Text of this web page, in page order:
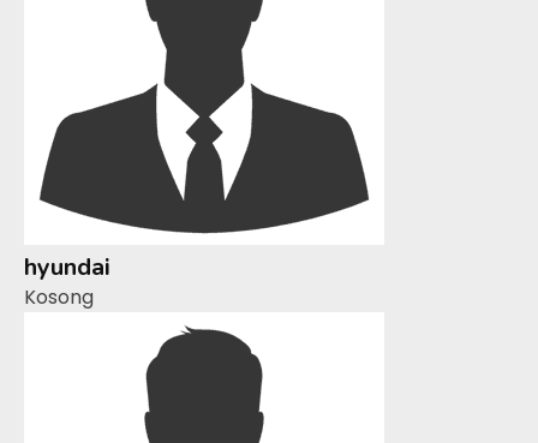
hyundai
Kosong